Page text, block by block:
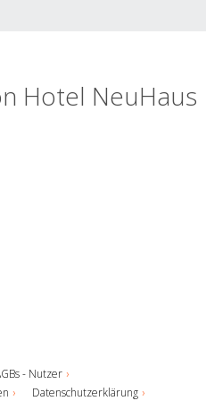
Hotel NeuHaus
- Nutzer
Datenschutzerklärung